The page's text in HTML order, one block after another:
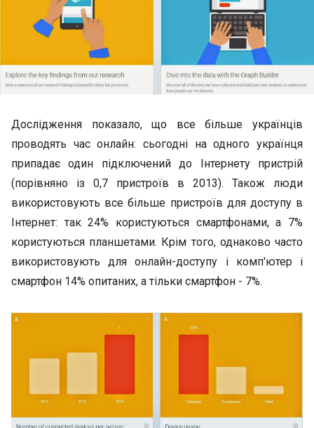
Дослідження показало, що все більше українців
проводять час онлайн: сьогодні на одного українця
припадає один підключений до Інтернету пристрій
(порівняно із 0,7 пристроїв в 2013). Також люди
використовують все більше пристроїв для доступу в
Інтернет: так 24% користуються смартфонами, а 7%
користуються планшетами. Крім того, однаково часто
використовують для онлайн-доступу і комп'ютер і
смартфон 14% опитаних, а тільки смартфон - 7%.